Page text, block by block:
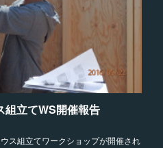
立てWS開催報告
ス組立てワークショップが開催され